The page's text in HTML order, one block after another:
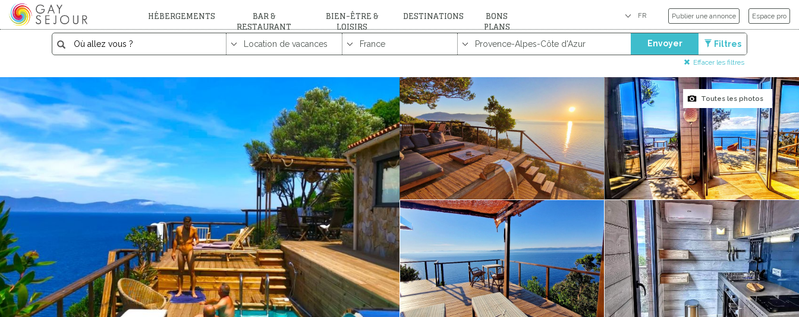
HÉBERGEMENTS BAR &
RESTAURANT
BIEN-ÊTRE &
LOISIRS
DESTINATIONS BONS
PLANS
Publier une annonce Espace pro
Envoyer Filtres
Effacer les filtres
Toutes les photos